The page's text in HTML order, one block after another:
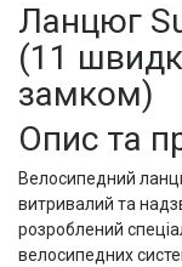
Ланцюг
(11
замком)
Опис та
Велосипедний
витривалий та
розроблений
велосипедних